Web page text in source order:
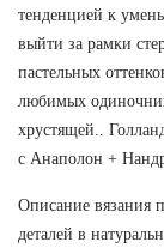
тенденцией к
выйти за рамки
пастельных
любимых
хрустящей..
с Анаполон +
Описание вязания
деталей в